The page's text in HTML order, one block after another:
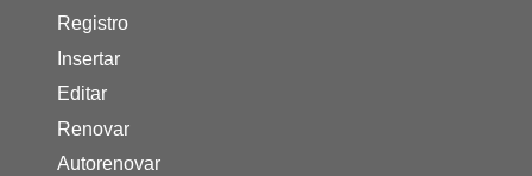
Registro
Insertar
Editar
Renovar
Autorenovar